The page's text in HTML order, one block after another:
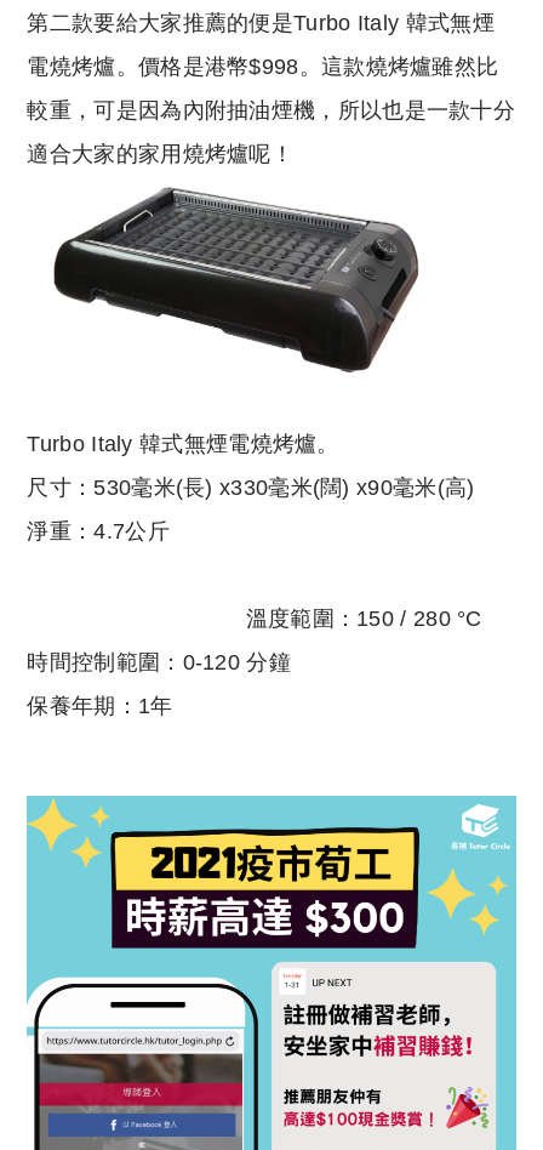
第二款要給大家推薦的便是Turbo Italy 韓式無煙
電燒烤爐。價格是港幣$998。這款燒烤爐雖然比
較重，可是因為內附抽油煙機，所以也是一款十分
適合大家的家用燒烤爐呢！
Turbo Italy 韓式無煙電燒烤爐。
尺寸：530毫米(長) x330毫米(闊) x90毫米(高)
淨重：4.7公斤
溫度範圍：150 / 280 °C
時間控制範圍：0-120 分鐘
保養年期：1年